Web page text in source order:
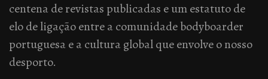
centena de revistas publicadas e um estatuto de
elo de ligação entre a comunidade bodyboarder
portuguesa e a cultura global que envolve o nosso
desporto.